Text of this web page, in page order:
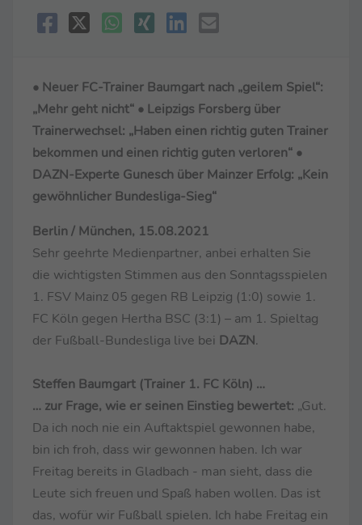
• Neuer FC-Trainer Baumgart nach „geilem Spiel“:
„Mehr geht nicht“ • Leipzigs Forsberg über
Trainerwechsel: „Haben einen richtig guten Trainer
bekommen und einen richtig guten verloren“ •
DAZN-Experte Gunesch über Mainzer Erfolg: „Kein
gewöhnlicher Bundesliga-Sieg“
Berlin / München, 15.08.2021
Sehr geehrte Medienpartner, anbei erhalten Sie
die wichtigsten Stimmen aus den Sonntagsspielen
1. FSV Mainz 05 gegen RB Leipzig (1:0) sowie 1.
FC Köln gegen Hertha BSC (3:1) – am 1. Spieltag
der Fußball-Bundesliga live bei DAZN.
Steffen Baumgart (Trainer 1. FC Köln) …
… zur Frage, wie er seinen Einstieg bewertet: „Gut.
Da ich noch nie ein Auftaktspiel gewonnen habe,
bin ich froh, dass wir gewonnen haben. Ich war
Freitag bereits in Gladbach - man sieht, dass die
Leute sich freuen und Spaß haben wollen. Das ist
das, wofür wir Fußball spielen. Ich habe Freitag ein